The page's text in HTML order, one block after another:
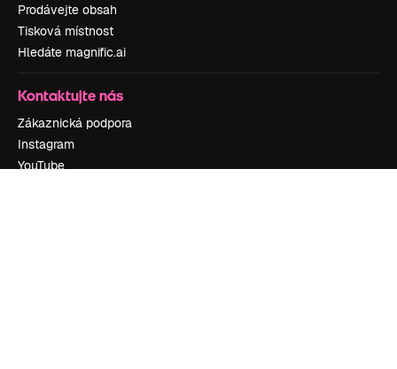
Prodávejte obsah
Tisková místnost
Hledáte magnific.ai
Kontaktujte nás
Zákaznická podpora
Instagram
YouTube